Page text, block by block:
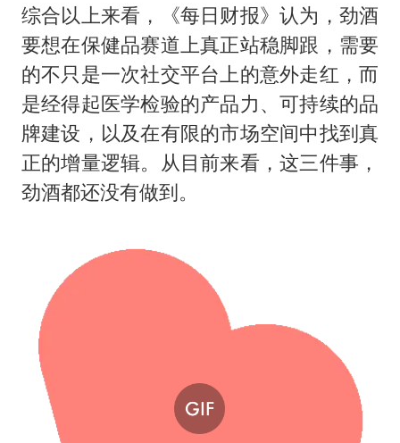
综合以上来看，《每日财报》认为，劲酒
要想在保健品赛道上真正站稳脚跟，需要
的不只是一次社交平台上的意外走红，而
是经得起医学检验的产品力、可持续的品
牌建设，以及在有限的市场空间中找到真
正的增量逻辑。从目前来看，这三件事，
劲酒都还没有做到。